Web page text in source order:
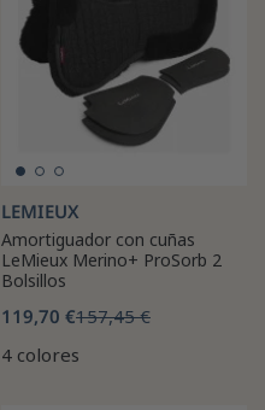
LEMIEUX
Amortiguador con cuñas
LeMieux Merino+ ProSorb 2
Bolsillos
119,70 €157,45 €
4 colores